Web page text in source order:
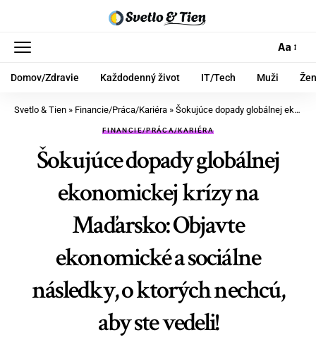
Aa
Domov/Zdravie Každodenný život IT/Tech Muži
Svetlo & Tien » Financie/Práca/Kariéra » Šokujúce dopady globálnej ekonomickej krízy na Maďarsko: Objavte ekonomické a sociálne následky, o ktorých nechcú, aby ste vedeli!
FINANCIE/PRÁCA/KARIÉRA
Šokujúce dopady globálnej
ekonomickej krízy na
Maďarsko: Objavte
ekonomické a sociálne
následky, o ktorých nechcú,
aby ste vedeli!